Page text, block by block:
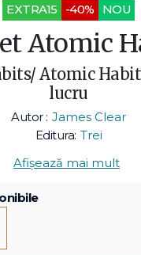
EXTRA15 -40% NOU
Atomic
Atomic
lucru
Autor : James Clear
Editura: Trei
Afișează mai mult